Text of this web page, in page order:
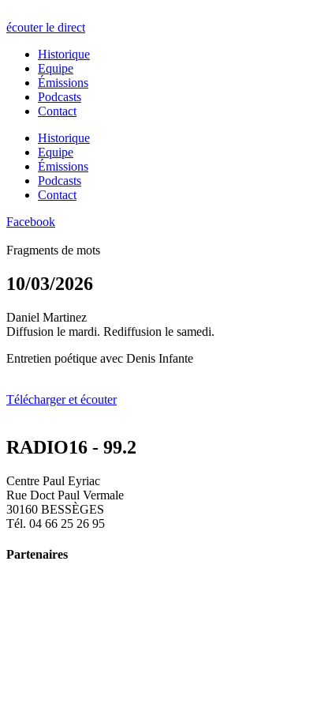
écouter le direct
Historique
Equipe
Émissions
Podcasts
Contact
Historique
Equipe
Émissions
Podcasts
Contact
Facebook
Fragments de mots
10/03/2026
Daniel Martinez
Diffusion le mardi. Rediffusion le samedi.
Entretien poétique avec Denis Infante
Télécharger et écouter
RADIO16 - 99.2
Centre Paul Eyriac
Rue Doct Paul Vermale
30160 BESSÈGES
Tél. 04 66 25 26 95
Partenaires